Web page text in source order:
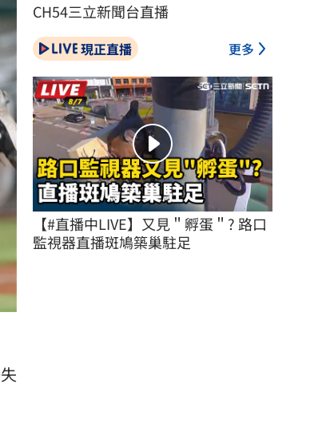
CH54三立新聞台直播
現正直播 更多
【#直播中LIVE】又見＂孵蛋＂? 路口
監視器直播斑鳩築巢駐足